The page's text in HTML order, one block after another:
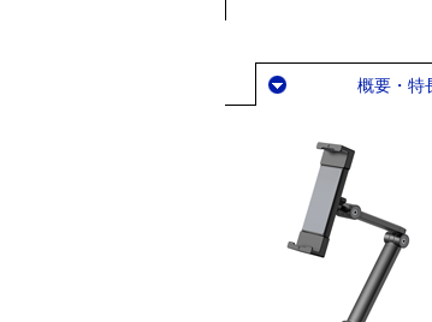
概要・特